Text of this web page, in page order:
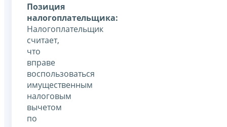
Позиция
налогоплательщика:
Налогоплательщик
считает,
что
вправе
воспользоваться
имущественным
налоговым
вычетом
по